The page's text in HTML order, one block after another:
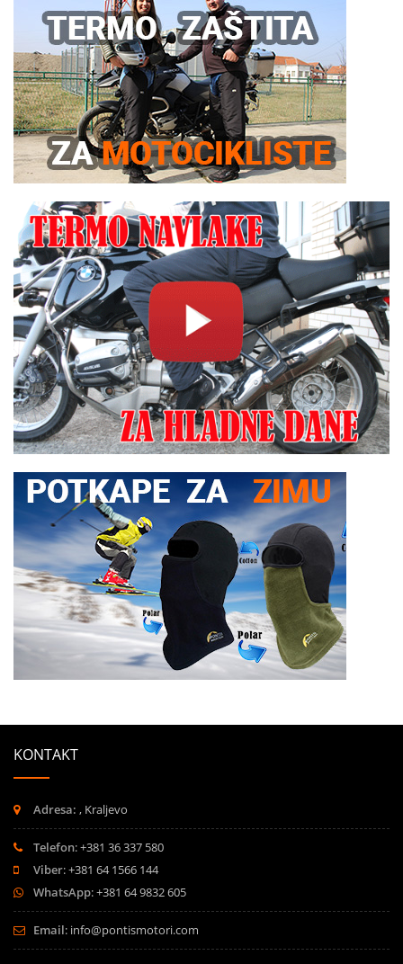
KONTAKT
Adresa: , Kraljevo
Telefon: +381 36 337 580
Viber: +381 64 1566 144
WhatsApp: +381 64 9832 605
Email: info@pontismotori.com